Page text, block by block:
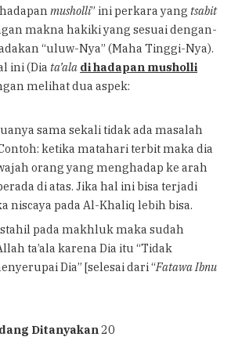
musholli” ini perkara yang tsabit
makna hakiki yang sesuai dengan-
“uluw-Nya” (Maha Tinggi-Nya).
ini (Dia ta’ala di hadapan musholli
melihat dua aspek:
sama sekali tidak ada masalah
ketika matahari terbit maka dia
orang yang menghadap ke arah
di atas. Jika hal ini bisa terjadi
niscaya pada Al-Khaliq lebih bisa.
pada makhluk maka sudah
ta’ala karena Dia itu “Tidak
Dia” [selesai dari “Fatawa Ibnu
Ditanyakan 20